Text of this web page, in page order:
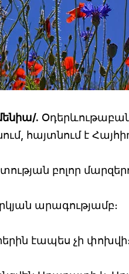
.
հայտնում է
բոլոր
արագությամբ։
էապես չի փոխվի։